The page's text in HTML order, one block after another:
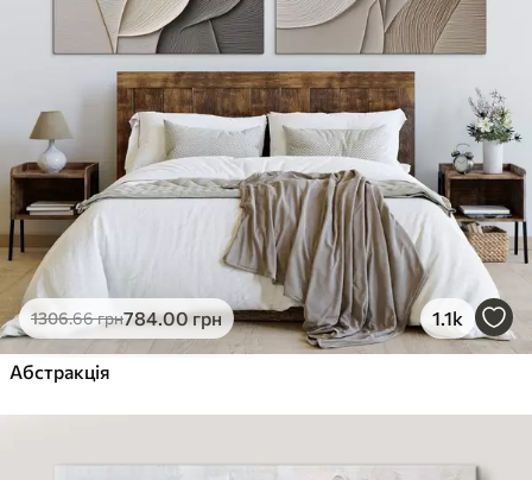
1306.66грн784.00грн 1.1k
Абстракція